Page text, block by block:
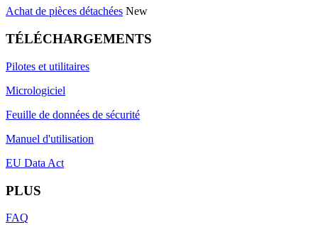
Achat de pièces détachées New
TÉLÉCHARGEMENTS
Pilotes et utilitaires
Micrologiciel
Feuille de données de sécurité
Manuel d'utilisation
EU Data Act
PLUS
FAQ